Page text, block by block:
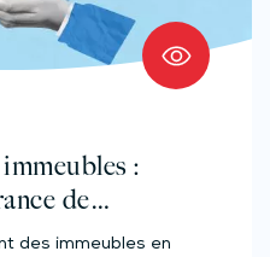
:
de
des immeubles en